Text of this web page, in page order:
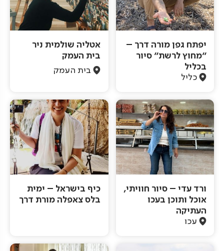
יפתח גפן מורה דרך –
"מחוץ לרשת" סיור
בכליל
כליל
אטליה שולמית ניר
בית העמק
בית העמק
ורד עדי – סיור חוויתי,
אוכל ותוכן בעכו
העתיקה
עכו
כיף בישראל – ימית
בלס צאפלה מורת דרך